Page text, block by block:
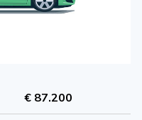
€ 87.200